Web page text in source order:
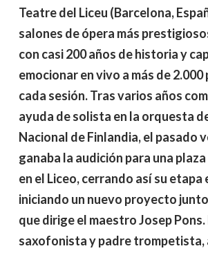
Teatre del Liceu (Barcelona,
salones de ópera más
con casi 200 años de historia y
emocionar en vivo a más de 2.000
cada sesión. Tras varios años
ayuda de solista en la orquesta
Nacional de Finlandia, el pasado
ganaba la audición para una
en el Liceo, cerrando así su etapa
iniciando un nuevo proyecto
que dirige el maestro Josep Pons.
saxofonista y padre trompetista,